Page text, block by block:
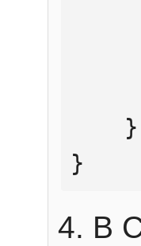
}
В